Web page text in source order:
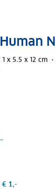
1 x 5.5 x 12 cm
€ 1,-